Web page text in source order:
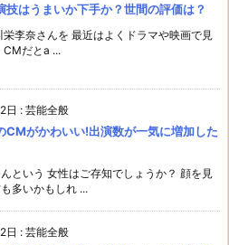
技はうまいか下手か？世間の評価は？
李奈さんを 最近はよくドラマや映画で見
CMだとa ...
日 : 芸能全般
CMがかわいい!出演数が一気に増加した
という 女性はご存知でしょうか？ 顔を見
多いかもしれ ...
日 : 芸能全般